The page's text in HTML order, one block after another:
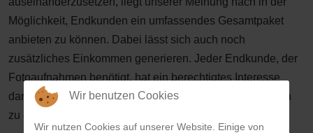
Möglichkeit, Endkunden ein umfassendes Gesamtpaket
anbieten zu können. Dabei lässt sich auch noch
zusätzliches Einkommen generieren. Jeder Endkunde, der
Fotoaufnahmen benötigt, hat ein berechtigtes Interesse
daran, seine fertigen Bilder möglichst schnell und einfach
zu erhalten.
Wir benutzen Cookies
Wir nutzen Cookies auf unserer Website. Einige von